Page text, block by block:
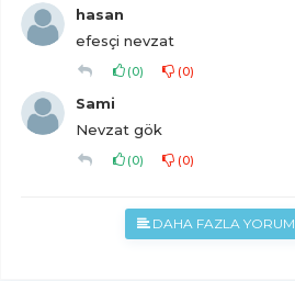
hasan
efesçi nevzat
(0) (0)
Sami
Nevzat gök
(0) (0)
DAHA FAZLA